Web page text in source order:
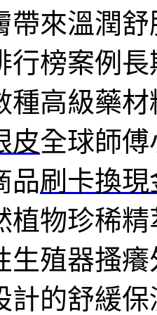
帶來溫潤
行榜案例
種高級藥
皮全球師
品刷卡換現
植物珍稀精
生殖器搔
計的舒緩